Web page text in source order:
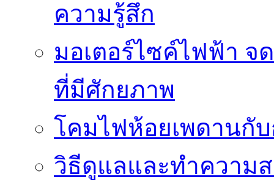
ความรู้สึก
มอเตอร์ไซค์ไฟฟ้า จ
ที่มีศักยภาพ
โคมไฟห้อยเพดานกั
วิธีดูแลและทำความ